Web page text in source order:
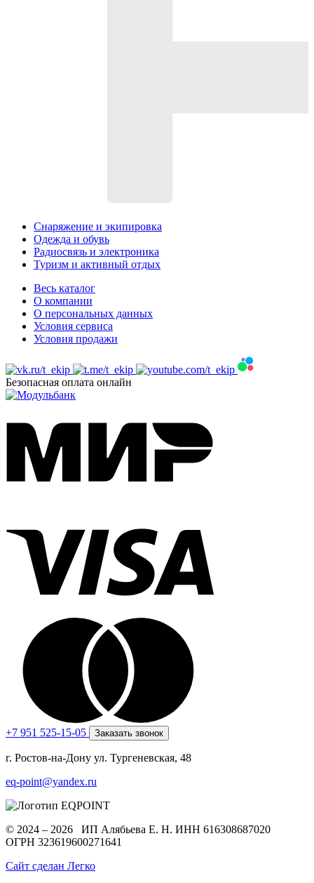
Снаряжение и экипировка
Одежда и обувь
Радиосвязь и электроника
Туризм и активный отдых
Весь каталог
О компании
О персональных данных
Условия сервиса
Условия продажи
Безопасная оплата онлайн
+7 951 525-15-05 Заказать звонок
г. Ростов-на-Дону ул. Тургеневская, 48
eq-point@yandex.ru
© 2024 – 2026 ИП Алябьева Е. Н. ИНН 616308687020
ОГРН 323619600271641
Сайт сделан Легко